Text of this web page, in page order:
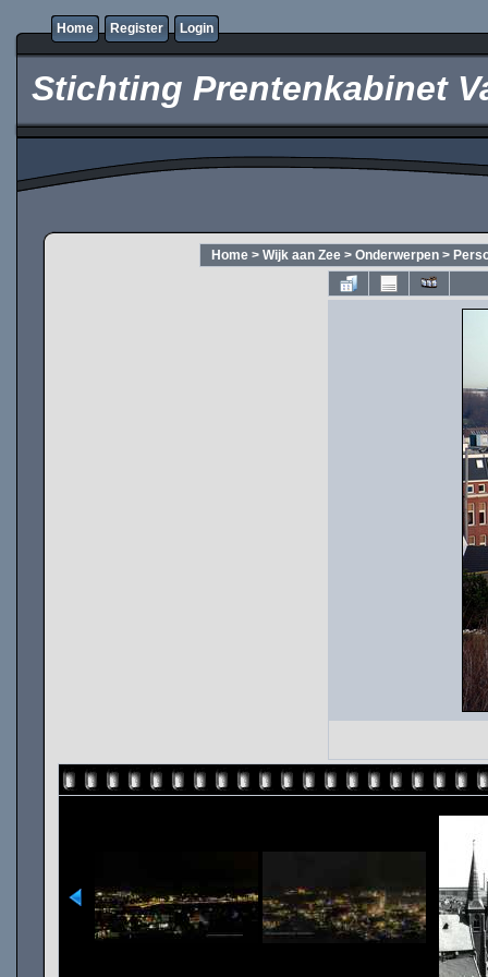
Home Register Login
Stichting Prentenkabinet
Home > Wijk aan Zee > Onderwerpen >